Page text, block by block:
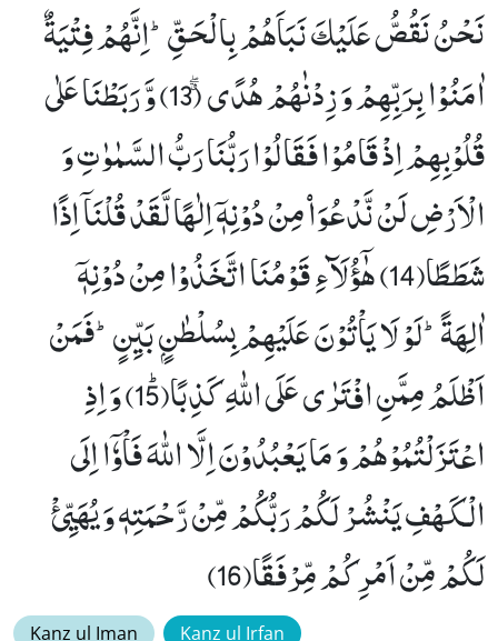
نَحْنُ نَقُصُّ عَلَیْكَ نَبَاَهُمْ بِالْحَقِّؕ-اِنَّهُمْ فِتْیَةٌ
اٰمَنُوْا بِرَبِّهِمْ وَ زِدْنٰهُمْ هُدًىۗۖ (13) وَّ رَبَطْنَا عَلٰى
قُلُوْبِهِمْ اِذْ قَامُوْا فَقَالُوْا رَبُّنَا رَبُّ السَّمٰوٰتِ وَ
الْاَرْضِ لَنْ نَّدْعُوَاۡ مِنْ دُوْنِهٖۤ اِلٰهًا لَّقَدْ قُلْنَاۤ اِذًا
شَطَطًا(14) هٰۤؤُلَآءِ قَوْمُنَا اتَّخَذُوْا مِنْ دُوْنِهٖۤ
اٰلِهَةًؕ-لَوْ لَا یَاْتُوْنَ عَلَیْهِمْ بِسُلْطٰنٍۭ بَیِّنٍؕ-فَمَنْ
اَظْلَمُ مِمَّنِ افْتَرٰى عَلَى اللّٰهِ كَذِبًاﭤ(15) وَ اِذِ
اعْتَزَلْتُمُوْهُمْ وَ مَا یَعْبُدُوْنَ اِلَّا اللّٰهَ فَاْوٗۤا اِلَى
الْـكَهْفِ یَنْشُرْ لَكُمْ رَبُّكُمْ مِّنْ رَّحْمَتِهٖ وَ یُهَیِّئْ
لَكُمْ مِّنْ اَمْرِكُمْ مِّرْفَقًا(16)
Kanz ul Iman Kanz ul Irfan